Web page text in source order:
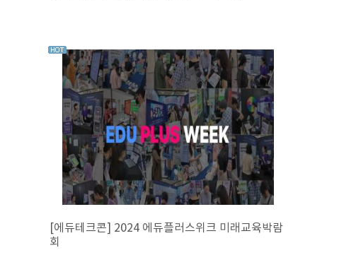
[에듀테크콘] 2024 에듀플러스위크 미래교육박람
회